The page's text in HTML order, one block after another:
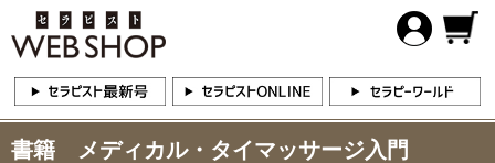
書籍 メディカル・タイマッサージ入門